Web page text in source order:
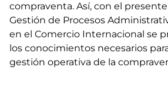
compraventa. Así, con el
Gestión de Procesos
en el Comercio Internacional se
los conocimientos necesarios
gestión operativa de la